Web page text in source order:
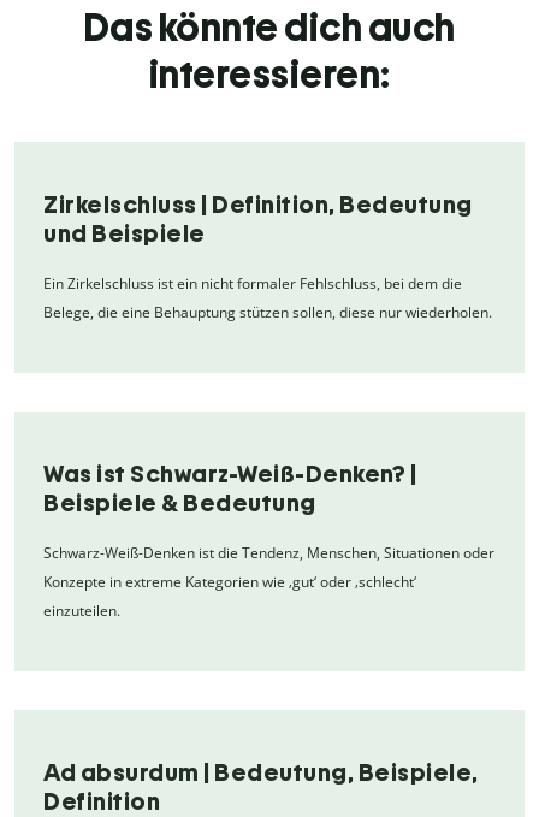
Das könnte dich auch
interessieren:
Zirkelschluss | Definition, Bedeutung
und Beispiele
Ein Zirkelschluss ist ein nicht formaler Fehlschluss, bei dem die
Belege, die eine Behauptung stützen sollen, diese nur wiederholen.
Was ist Schwarz-Weiß-Denken? |
Beispiele & Bedeutung
Schwarz-Weiß-Denken ist die Tendenz, Menschen, Situationen oder
Konzepte in extreme Kategorien wie ‚gut‘ oder ‚schlecht‘
einzuteilen.
Ad absurdum | Bedeutung, Beispiele,
Definition